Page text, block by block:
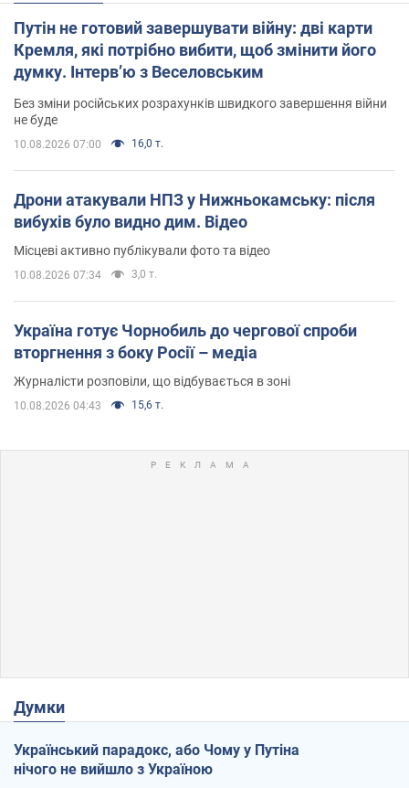
Путін не готовий завершувати війну: дві карти
Кремля, які потрібно вибити, щоб змінити його
думку. Інтерв’ю з Веселовським
Без зміни російських розрахунків швидкого завершення війни
не буде
10.08.2026 07:00 16,0 т.
Дрони атакували НПЗ у Нижньокамську: після
вибухів було видно дим. Відео
Місцеві активно публікували фото та відео
10.08.2026 07:34 3,0 т.
Україна готує Чорнобиль до чергової спроби
вторгнення з боку Росії – медіа
Журналісти розповіли, що відбувається в зоні
10.08.2026 04:43 15,6 т.
Думки
Український парадокс, або Чому у Путіна
нічого не вийшло з Україною